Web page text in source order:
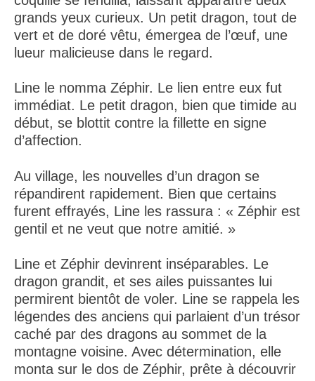
grands yeux curieux. Un petit dragon, tout de
vert et de doré vêtu, émergea de l’œuf, une
lueur malicieuse dans le regard.
Line le nomma Zéphir. Le lien entre eux fut
immédiat. Le petit dragon, bien que timide au
début, se blottit contre la fillette en signe
d’affection.
Au village, les nouvelles d’un dragon se
répandirent rapidement. Bien que certains
furent effrayés, Line les rassura : « Zéphir est
gentil et ne veut que notre amitié. »
Line et Zéphir devinrent inséparables. Le
dragon grandit, et ses ailes puissantes lui
permirent bientôt de voler. Line se rappela les
légendes des anciens qui parlaient d’un trésor
caché par des dragons au sommet de la
montagne voisine. Avec détermination, elle
monta sur le dos de Zéphir, prête à découvrir